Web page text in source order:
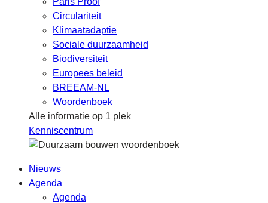
Circulariteit
Klimaatadaptie
Sociale duurzaamheid
Biodiversiteit
Europees beleid
BREEAM-NL
Woordenboek
Alle informatie op 1 plek
Kenniscentrum
Nieuws
Agenda
Agenda